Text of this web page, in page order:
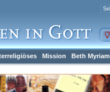
Mission Beth Myriam